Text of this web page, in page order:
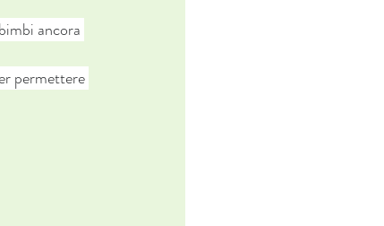
ancora
permettere